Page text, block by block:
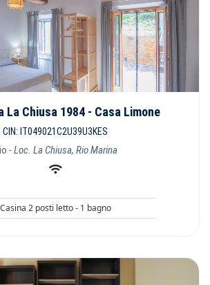
La Chiusa 1984 - Casa Limone
CIN: IT049021C2U39U3KES
- Loc. La Chiusa, Rio Marina
Casina 2 posti letto - 1 bagno